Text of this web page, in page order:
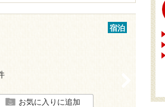
宿泊
お気に入りに追加